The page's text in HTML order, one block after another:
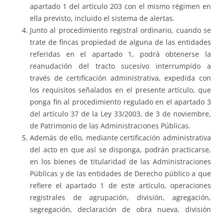
apartado 1 del artículo 203 con el mismo régimen en
ella previsto, incluido el sistema de alertas.
Junto al procedimiento registral ordinario, cuando se
trate de fincas propiedad de alguna de las entidades
referidas en el apartado 1, podrá obtenerse la
reanudación del tracto sucesivo interrumpido a
través de certificación administrativa, expedida con
los requisitos señalados en el presente artículo, que
ponga fin al procedimiento regulado en el apartado 3
del artículo 37 de la Ley 33/2003, de 3 de noviembre,
de Patrimonio de las Administraciones Públicas.
Además de ello, mediante certificación administrativa
del acto en que así se disponga, podrán practicarse,
en los bienes de titularidad de las Administraciones
Públicas y de las entidades de Derecho público a que
refiere el apartado 1 de este artículo, operaciones
registrales de agrupación, división, agregación,
segregación, declaración de obra nueva, división